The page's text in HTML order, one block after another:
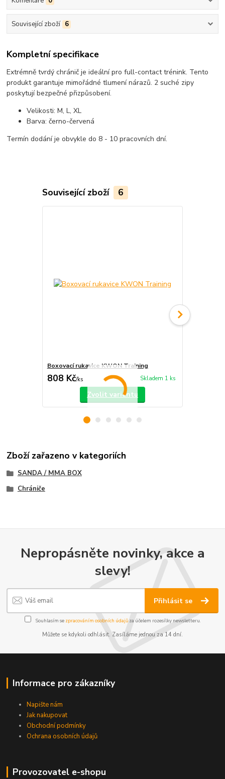
Související zboží 6
Kompletní specifikace
Extrémně tvrdý chránič je ideální pro full-contact trénink. Tento
produkt garantuje mimořádné tlumení nárazů. 2 suché zipy
poskytují bezpečné přizpůsobení.
Velikosti: M, L, XL
Barva: černo-červená
Termín dodání je obvykle do 8 - 10 pracovních dní.
Související zboží 6
Boxovací rukavice KWON Training
808 Kč/ks Skladem 1 ks
Zvolit variantu
Zboží zařazeno v kategoriích
SANDA / MMA BOX
Chrániče
Nepropásněte novinky, akce a
slevy!
Přihlásit se
Souhlasím se zpracováním osobních údajůza účelem rozesílky newsletteru.
Můžete se kdykoli odhlásit. Zasíláme jednou za 14 dní.
Informace pro zákazníky
Napište nám
Jak nakupovat
Obchodní podmínky
Ochrana osobních údajů
Provozovatel e-shopu